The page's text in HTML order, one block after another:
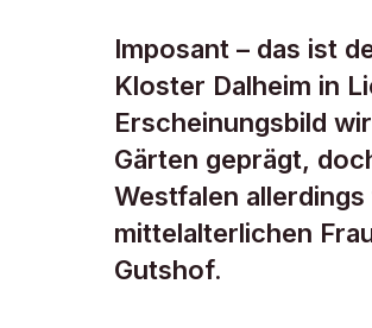
DAMALS Plus
Vom
Imposant – das ist
Kloster Dalheim in
Erscheinungsbild
Gärten geprägt,
Westfalen
mittelalterlichen
Gutshof.